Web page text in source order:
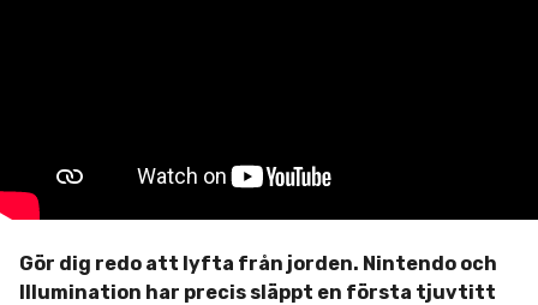
r
s
e
n
Gör dig redo att lyfta från jorden. Nintendo och
Illumination har precis släppt en första tjuvtitt